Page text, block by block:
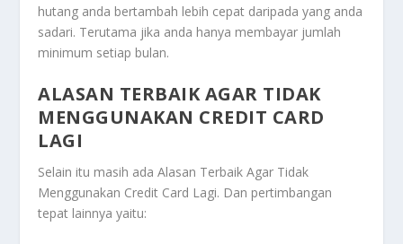
hutang anda bertambah lebih cepat daripada yang anda
sadari. Terutama jika anda hanya membayar jumlah
minimum setiap bulan.
ALASAN TERBAIK AGAR TIDAK
MENGGUNAKAN CREDIT CARD
LAGI
Selain itu masih adaAlasan Terbaik Agar Tidak
Menggunakan Credit Card Lagi. Dan pertimbangan
tepat lainnya yaitu: